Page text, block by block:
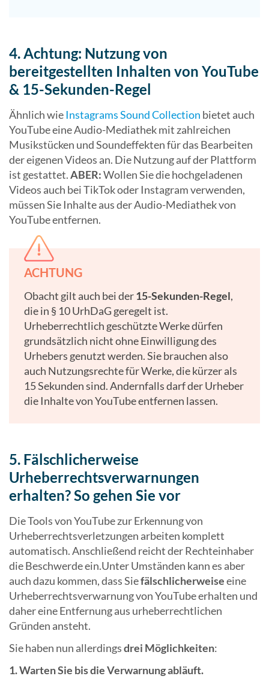
4. Achtung: Nutzung von
bereitgestellten Inhalten von YouTube
& 15-Sekunden-Regel
Ähnlich wieInstagrams Sound Collection bietet auch
YouTube eine Audio-Mediathek mit zahlreichen
Musikstücken und Soundeffekten für das Bearbeiten
der eigenen Videos an. Die Nutzung auf der Plattform
ist gestattet.ABER:Wollen Sie die hochgeladenen
Videos auch bei TikTok oder Instagram verwenden,
müssen Sie Inhalte aus der Audio-Mediathek von
YouTube entfernen.
ACHTUNG
Obacht gilt auch bei der15-Sekunden-Regel,
die in § 10 UrhDaG geregelt ist.
Urheberrechtlich geschützte Werke dürfen
grundsätzlich nicht ohne Einwilligung des
Urhebers genutzt werden. Sie brauchen also
auch Nutzungsrechte für Werke, die kürzer als
15 Sekunden sind. Andernfalls darf der Urheber
die Inhalte von YouTube entfernen lassen.
5. Fälschlicherweise
Urheberrechtsverwarnungen
erhalten? So gehen Sie vor
Die Tools von YouTube zur Erkennung von
Urheberrechtsverletzungen arbeiten komplett
automatisch. Anschließend reicht der Rechteinhaber
die Beschwerde ein.Unter Umständen kann es aber
auch dazu kommen, dass Siefälschlicherweiseeine
Urheberrechtsverwarnung von YouTube erhalten und
daher eine Entfernung aus urheberrechtlichen
Gründen ansteht.
Sie haben nun allerdingsdrei Möglichkeiten:
1. Warten Sie bis die Verwarnung abläuft.